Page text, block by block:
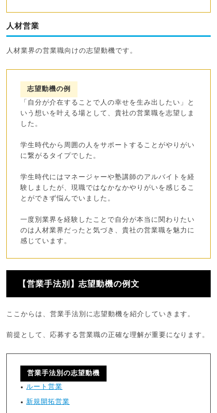
人材営業
人材業界の営業職向けの志望動機です。
志望動機の例
「自分が介在することで人の幸せを生み出したい」と
いう想いを叶える場として、貴社の営業職を志望しま
した。
学生時代から周囲の人をサポートすることがやりがい
に繋がるタイプでした。
学生時代にはマネージャーや塾講師のアルバイトを経
験しましたが、現職ではなかなかやりがいを感じるこ
とができず悩んでいました。
一度別業界を経験したことで自分が本当に関わりたい
のは人材業界だったと気づき、貴社の営業職を魅力に
感じています。
【営業手法別】志望動機の例文
ここからは、営業手法別に志望動機を紹介していきます。
前提として、応募する営業職の正確な理解が重要になります。
営業手法別の志望動機
ルート営業
新規開拓営業